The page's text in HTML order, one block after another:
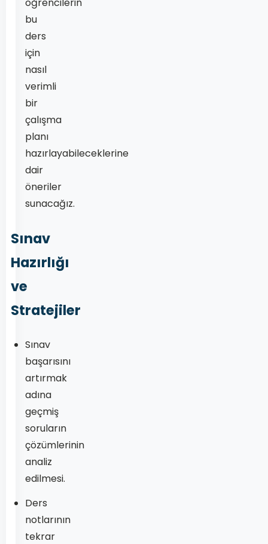
öğrencilerin
bu
ders
için
nasıl
verimli
bir
çalışma
planı
hazırlayabileceklerine
dair
öneriler
sunacağız.
Sınav
Hazırlığı
ve
Stratejiler
Sınav
başarısını
artırmak
adına
geçmiş
soruların
çözümlerinin
analiz
edilmesi.
Ders
notlarının
tekrar